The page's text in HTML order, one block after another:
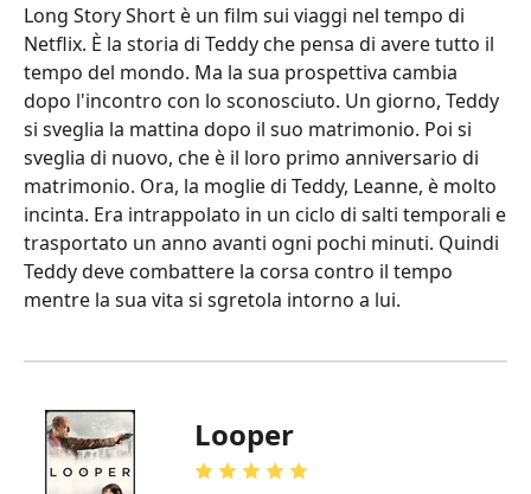
Long Story Short è un film sui viaggi nel tempo di
Netflix. È la storia di Teddy che pensa di avere tutto il
tempo del mondo. Ma la sua prospettiva cambia
dopo l'incontro con lo sconosciuto. Un giorno, Teddy
si sveglia la mattina dopo il suo matrimonio. Poi si
sveglia di nuovo, che è il loro primo anniversario di
matrimonio. Ora, la moglie di Teddy, Leanne, è molto
incinta. Era intrappolato in un ciclo di salti temporali e
trasportato un anno avanti ogni pochi minuti. Quindi
Teddy deve combattere la corsa contro il tempo
mentre la sua vita si sgretola intorno a lui.
Looper